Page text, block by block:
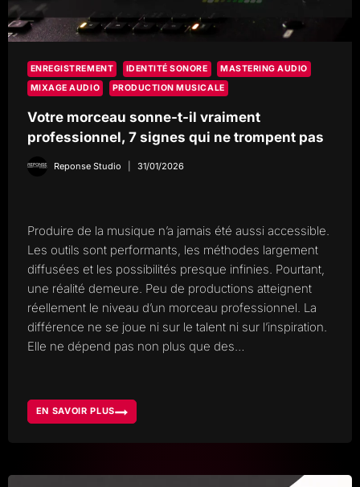
ENREGISTREMENT IDENTITÉ SONORE
MASTERING AUDIO
MIXAGE AUDIO
PRODUCTION MUSICALE
Votre morceau sonne-t-il vraiment
professionnel, 7 signes qui ne trompent pas
Reponse Studio 31/01/2026
Produire de la musique n’a jamais été aussi accessible.
Les outils sont performants, les méthodes largement
diffusées et les possibilités presque infinies. Pourtant,
une réalité demeure. Peu de productions atteignent
réellement le niveau d’un morceau professionnel. La
différence ne se joue ni sur le talent ni sur l’inspiration.
Elle ne dépend pas non plus que des…
EN SAVOIR PLUS
VOTRE
MORCEAU
7